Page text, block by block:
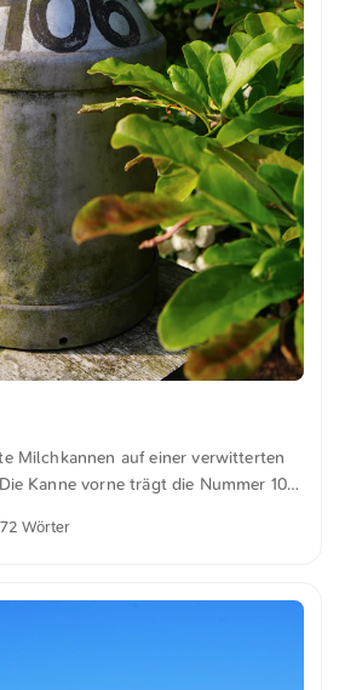
Milchkannen auf einer verwitterten
Kanne vorne trägt die Nummer 106
und weißen Blüten. Im
72 Wörter